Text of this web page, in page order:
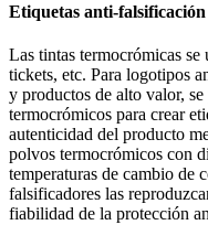
Etiquetas anti-falsificación
Las tintas termocrómicas
tickets, etc. Para logotipos
y productos de alto valor,
termocrómicos para crear
autenticidad del producto
polvos termocrómicos con
temperaturas de cambio de
falsificadores las
fiabilidad de la protección